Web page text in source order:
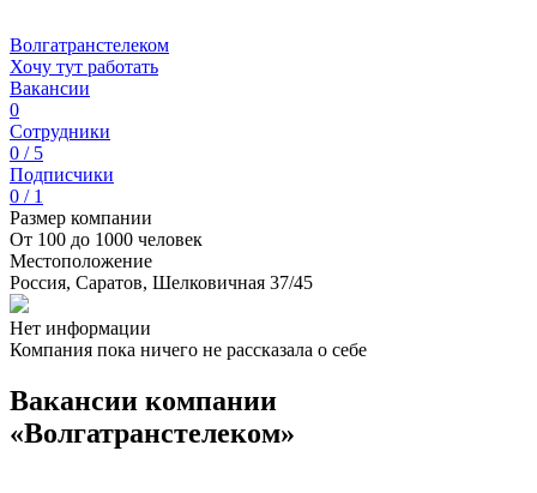
Волгатранстелеком
Хочу тут работать
Вакансии
0
Сотрудники
0 / 5
Подписчики
0 / 1
Размер компании
От 100 до 1000 человек
Местоположение
Россия, Саратов, Шелковичная 37/45
Нет информации
Компания пока ничего не рассказала о себе
Вакансии компании
«Волгатранстелеком»